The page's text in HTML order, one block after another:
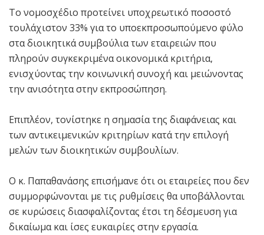
Το νομοσχέδιο προτείνει υποχρεωτικό ποσοστό
τουλάχιστον 33% για το υποεκπροσωπούμενο φύλο
στα διοικητικά συμβούλια των εταιρειών που
πληρούν συγκεκριμένα οικονομικά κριτήρια,
ενισχύοντας την κοινωνική συνοχή και μειώνοντας
την ανισότητα στην εκπροσώπηση.
Επιπλέον, τονίστηκε η σημασία της διαφάνειας και
των αντικειμενικών κριτηρίων κατά την επιλογή
μελών των διοικητικών συμβουλίων.
Ο κ. Παπαθανάσης επισήμανε ότι οι εταιρείες που δεν
συμμορφώνονται με τις ρυθμίσεις θα υποβάλλονται
σε κυρώσεις διασφαλίζοντας έτσι τη δέσμευση για
δικαίωμα και ίσες ευκαιρίες στην εργασία.